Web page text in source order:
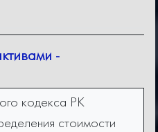
-
кодекса РК
стоимости